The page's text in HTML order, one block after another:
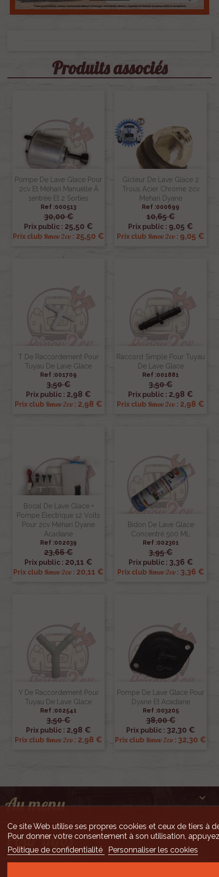
Produits associés
Pompe De Lave Glace Pour
2cv Et Méhari Manuelle À
1entrée Et 2 Sorties
Ref :000513
30,00 €
Prix public : 25,50 €
Prix club Renov 2cv : 25,50 €
Gicleur De Lave Glace 2
Trous Acier Chrome 2cv
Mehari Dyane
Ref :000699
10,65 €
Prix public : 9,05 €
Prix club Renov 2cv : 9,05 €
T De Raccordement Pour
Tuyau De Lave Glace
Ref :001709
3,50 €
Prix public : 2,98 €
Prix club Renov 2cv : 2,98 €
Raccord Simple Pour Tuyau
De Lave Glace
Ref :001881
3,50 €
Prix public : 2,98 €
Prix club Renov 2cv : 2,98 €
Bocal De Lave Glace +
Pompe Électrique 12 Volts
Pour 2cv Méhari Dyane
Acadiane
Ref :002039
23,66 €
Prix public : 20,11 €
Prix club Renov 2cv : 20,11 €
Bidon De Lave Glace
Concentré 500 ML
Ref :002301
3,95 €
Prix public : 3,36 €
Prix club Renov 2cv: 3,36 €
Y De Raccordement Pour
Tuyau De Lave Glace
Ref :002541
3,50 €
Prix public : 2,98 €
Prix club Renov 2cv : 2,98 €
Pompe De Lave Glace Pour
Dyane Et Acadiane
Ref :003205
38,00 €
Prix public : 32,30 €
Prix club Renov 2cv : 32,30 €
Au menu 
Pour infos 
Ce site Web utilise ses propres cookies et ceux de tiers à
Pour donner votre consentement à son utilisation,
Politique de confidentialité
Personnaliser les cookies